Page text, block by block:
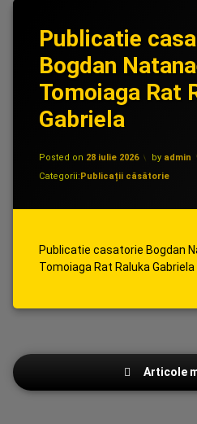
Publicatie
Bogdan
Tomoiaga Rat
Gabriela
Posted on 28 iulie 2026 by admin
Categorii:Publicații căsătorie
Publicatie casatorie Bogdan
Tomoiaga Rat Raluka Gabriela
Navigare
în
Articole